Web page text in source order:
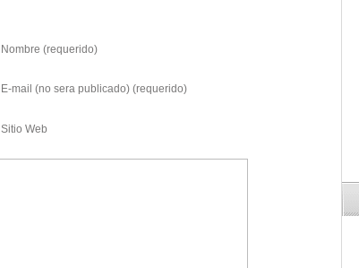
Nombre (requerido)
E-mail (no sera publicado) (requerido)
Sitio Web